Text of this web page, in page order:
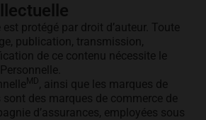
protégé par droit d’auteur. Toute
publication, transmission,
de ce contenu nécessite le
MD, ainsi que les marques de
des marques de commerce de
d’assurances, employées sous